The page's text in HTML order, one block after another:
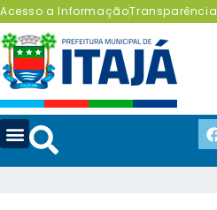
Acesso a InformaçãoTransparência